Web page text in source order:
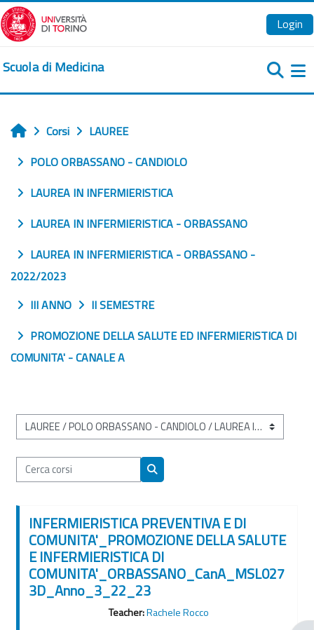
Vai al contenuto principale
Login
Scuola di Medicina
Home
Corsi
LAUREE
POLO ORBASSANO - CANDIOLO
LAUREA IN INFERMIERISTICA
LAUREA IN INFERMIERISTICA - ORBASSANO
LAUREA IN INFERMIERISTICA - ORBASSANO -
2022/2023
III ANNO
II SEMESTRE
PROMOZIONE DELLA SALUTE ED INFERMIERISTICA DI
COMUNITA' - CANALE A
Categorie di corso
Cerca corsi
Cerca corsi
INFERMIERISTICA PREVENTIVA E DI
COMUNITA'_PROMOZIONE DELLA SALUTE
E INFERMIERISTICA DI
COMUNITA'_ORBASSANO_CanA_MSL027
3D_Anno_3_22_23
Teacher:Rachele Rocco